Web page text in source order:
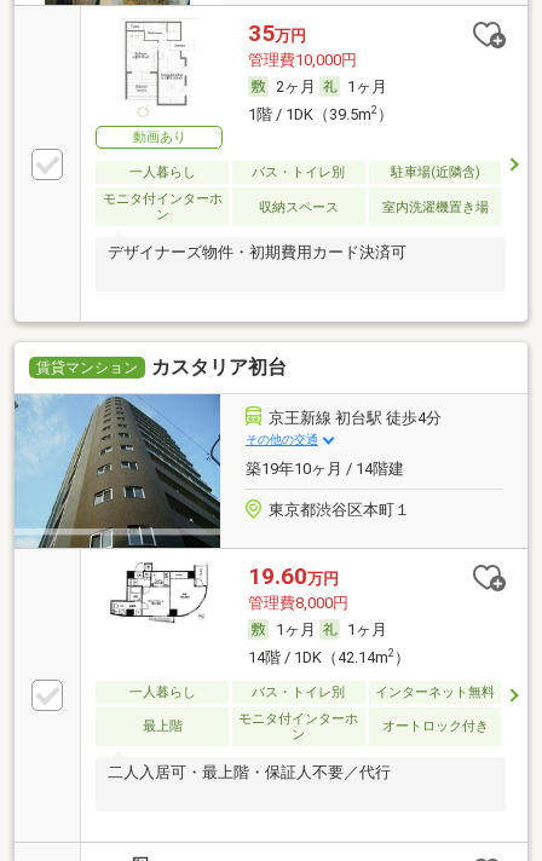
動画あり
35万円
管理費10,000円
2ヶ月
1ヶ月
1階 / 1DK（39.5m2）
一人暮らし バス・トイレ別
駐車場(近隣含)
モニタ付インターホ
ン
収納スペース 室内洗濯機置き場
デザイナーズ物件・初期費用カード決済可
賃貸マンション カスタリア初台
京王新線 初台駅 徒歩4分
その他の交通
築19年10ヶ月 / 14階建
東京都渋谷区本町１
19.60万円
管理費8,000円
1ヶ月
1ヶ月
14階 / 1DK（42.14m2）
一人暮らし バス・トイレ別 インターネット無料
最上階
モニタ付インターホ
ン
オートロック付き
二人入居可・最上階・保証人不要／代行